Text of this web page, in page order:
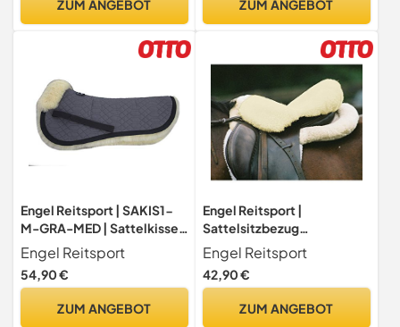
schwarz Fell med.
ZUM ANGEBOT ZUM ANGEBOT
Engel Reitsport | SAKIS1-
M-GRA-MED | Sattelkissen
mit echtem Merino
Lammfell | Fellrand vorne |
Steppstoff grau Fell med. |
Engel Reitsport
54,90 €
ZUM ANGEBOT
Engel Reitsport |
Sattelsitzbezug
Sattelauflage echtes
Merino Lammfell SABEZ1-
M-MED für englische
Engel Reitsport
42,90 €
ZUM ANGEBOT